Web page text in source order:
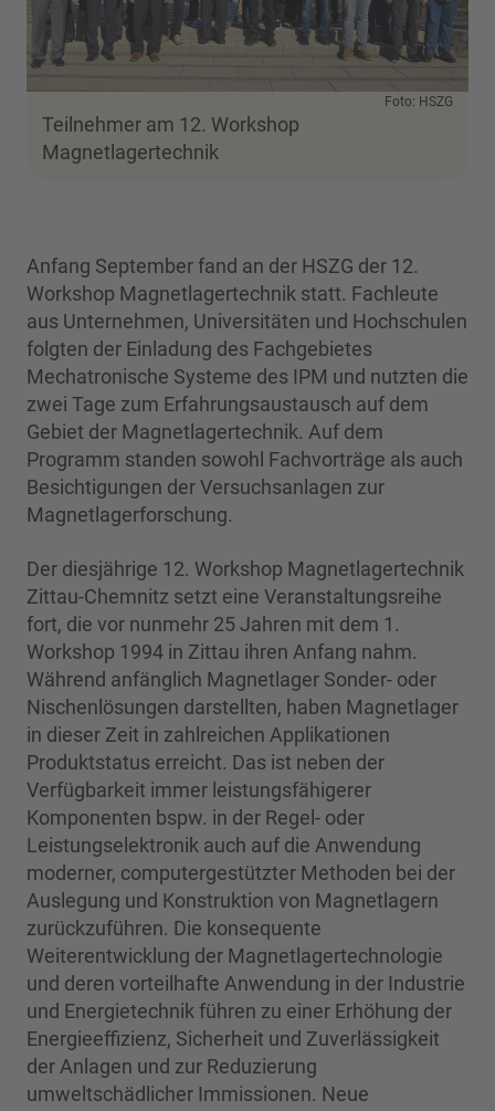
Foto: HSZG
Teilnehmer am 12. Workshop
Magnetlagertechnik
Anfang September fand an der HSZG der 12.
Workshop Magnetlagertechnik statt. Fachleute
aus Unternehmen, Universitäten und Hochschulen
folgten der Einladung des Fachgebietes
Mechatronische Systeme des IPM und nutzten die
zwei Tage zum Erfahrungsaustausch auf dem
Gebiet der Magnetlagertechnik. Auf dem
Programm standen sowohl Fachvorträge als auch
Besichtigungen der Versuchsanlagen zur
Magnetlagerforschung.
Der diesjährige 12. Workshop Magnetlagertechnik
Zittau-Chemnitz setzt eine Veranstaltungsreihe
fort, die vor nunmehr 25 Jahren mit dem 1.
Workshop 1994 in Zittau ihren Anfang nahm.
Während anfänglich Magnetlager Sonder- oder
Nischenlösungen darstellten, haben Magnetlager
in dieser Zeit in zahlreichen Applikationen
Produktstatus erreicht. Das ist neben der
Verfügbarkeit immer leistungsfähigerer
Komponenten bspw. in der Regel- oder
Leistungselektronik auch auf die Anwendung
moderner, computergestützter Methoden bei der
Auslegung und Konstruktion von Magnetlagern
zurückzuführen. Die konsequente
Weiterentwicklung der Magnetlagertechnologie
und deren vorteilhafte Anwendung in der Industrie
und Energietechnik führen zu einer Erhöhung der
Energieeffizienz, Sicherheit und Zuverlässigkeit
der Anlagen und zur Reduzierung
umweltschädlicher Immissionen. Neue